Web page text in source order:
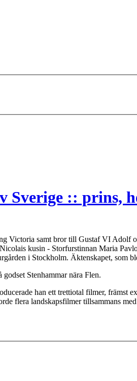
Sverige :: prins,
Victoria samt bror till Gustaf VI Adolf
kusin - Storfurstinnan Maria
i Stockholm. Äktenskapet, som
Stenhammar nära Flen.
han ett trettiotal filmer, främst
flera landskapsfilmer tillsammans